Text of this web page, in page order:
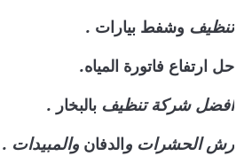
تنظيف وشفط بيارات .
حل ارتفاع فاتورة المياه.
افضل شركة تنظيف بالبخار .
رش الحشرات والدفان والمبيدات .